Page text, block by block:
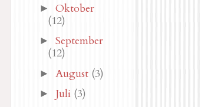
► Oktober
(12)
► September
(12)
► August (3)
► Juli (3)